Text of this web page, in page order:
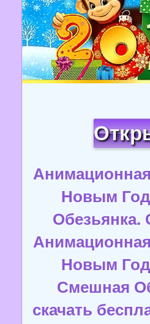
Новым
Обезьянка.
Новым
Смешная
скачать